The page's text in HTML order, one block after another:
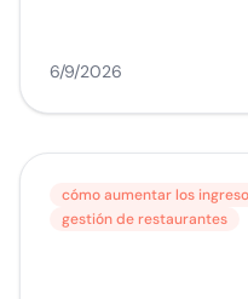
6/9/2026
cómo aumentar los
gestión de restaurantes